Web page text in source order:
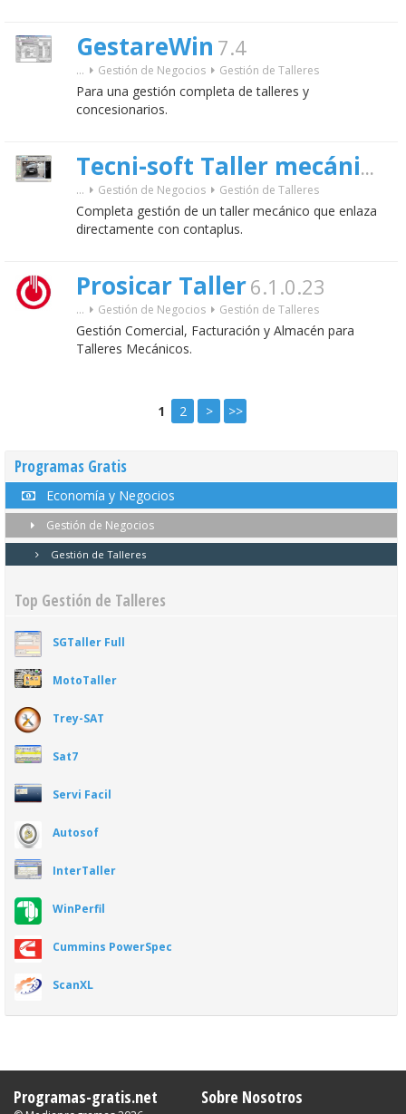
GestareWin 7.4
... Gestión de Negocios Gestión de Talleres
Para una gestión completa de talleres y
concesionarios.
Tecni-soft Taller mecánico
... Gestión de Negocios Gestión de Talleres
Completa gestión de un taller mecánico que enlaza
directamente con contaplus.
Prosicar Taller6.1.0.23
... Gestión de Negocios Gestión de Talleres
Gestión Comercial, Facturación y Almacén para
Talleres Mecánicos.
1 2 > >>
Programas Gratis
Economía y Negocios
Gestión de Negocios
Gestión de Talleres
Top Gestión de Talleres
SGTaller Full
MotoTaller
Trey-SAT
Sat7
Servi Facil
Autosof
InterTaller
WinPerfil
Cummins PowerSpec
ScanXL
Programas-gratis.net Sobre Nosotros